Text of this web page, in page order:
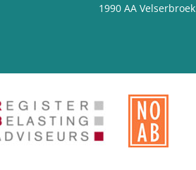
1990 AA Velserbroek